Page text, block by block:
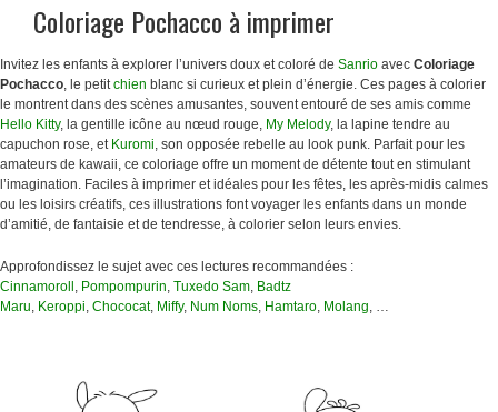
Coloriage Pochacco à imprimer
Invitez les enfants à explorer l’univers doux et coloré de Sanrio avec Coloriage
Pochacco, le petitchien blanc si curieux et plein d’énergie. Ces pages à colorier
le montrent dans des scènes amusantes, souvent entouré de ses amis comme
Hello Kitty, la gentille icône au nœud rouge, My Melody, la lapine tendre au
capuchon rose, et Kuromi, son opposée rebelle au look punk. Parfait pour les
amateurs de kawaii, ce coloriage offre un moment de détente tout en stimulant
l’imagination. Faciles à imprimer et idéales pour les fêtes, les après-midis calmes
ou les loisirs créatifs, ces illustrations font voyager les enfants dans un monde
d’amitié, de fantaisie et de tendresse, à colorier selon leurs envies.
Approfondissez le sujet avec ces lectures recommandées :
Cinnamoroll , Pompompurin, Tuxedo Sam, Badtz
Maru, Keroppi, Chococat, Miffy, Num Noms, Hamtaro, Molang, …